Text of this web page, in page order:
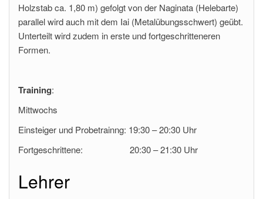
Holzstab ca. 1,80 m) gefolgt von der Naginata (Helebarte)
parallel wird auch mit dem Iai (Metalübungsschwert) geübt.
Unterteilt wird zudem in erste und fortgeschritteneren
Formen.
Training:
Mittwochs
Einsteiger und Probetrainng: 19:30 – 20:30 Uhr
Fortgeschrittene: 20:30 – 21:30 Uhr
Lehrer